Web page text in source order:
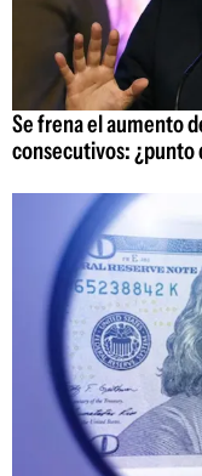
Se frena el aumento
consecutivos: ¿punto